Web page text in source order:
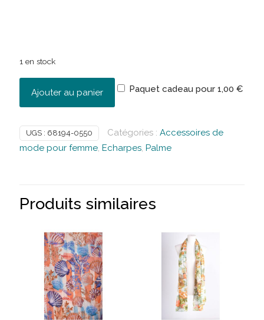
1 en stock
Ajouter au panier Paquet cadeau pour 1,00 €
UGS : 68194-0550 Catégories : Accessoires de
mode pour femme Echarpes Palme
Produits similaires